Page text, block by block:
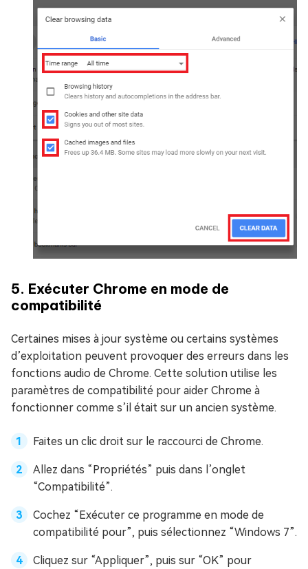
5. Exécuter Chrome en mode de
compatibilité
Certaines mises à jour système ou certains systèmes
d’exploitation peuvent provoquer des erreurs dans les
fonctions audio de Chrome. Cette solution utilise les
paramètres de compatibilité pour aider Chrome à
fonctionner comme s’il était sur un ancien système.
Faites un clic droit sur le raccourci de Chrome.
Allez dans “Propriétés” puis dans l’onglet
“Compatibilité”.
Cochez “Exécuter ce programme en mode de
compatibilité pour”, puis sélectionnez “Windows 7”.
Cliquez sur “Appliquer”, puis sur “OK” pour